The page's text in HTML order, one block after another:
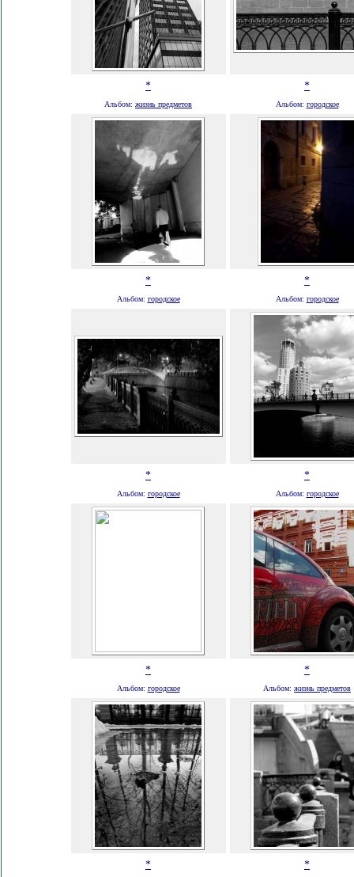
* *
Альбом: жизнь предметов Альбом: городское
* *
Альбом: городское Альбом: городское
* *
Альбом: городское Альбом: городское
* *
Альбом: городское Альбом: жизнь предметов
* *